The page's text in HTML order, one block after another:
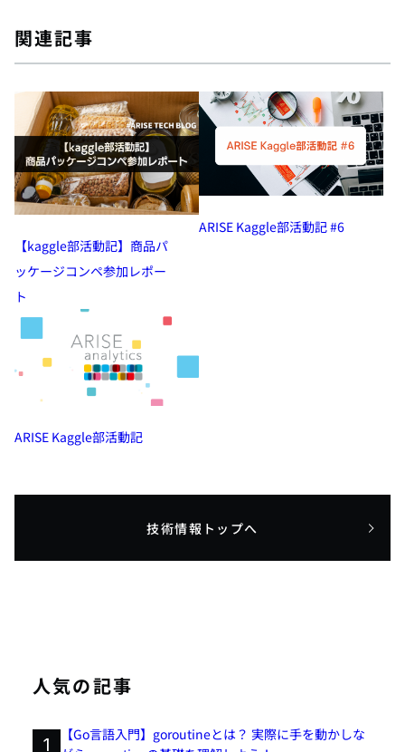
関連記事
【kaggle部活動記】商品パ
ッケージコンペ参加レポー
ト
ARISE Kaggle部活動記 #6
ARISE Kaggle部活動記
技術情報トップへ
人気の記事
1
【Go言語入門】goroutineとは？ 実際に手を動かしな